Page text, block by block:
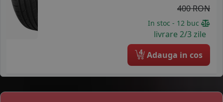
400 RON
In stoc - 12 buc
livrare 2/3 zile
4 Adauga in cos